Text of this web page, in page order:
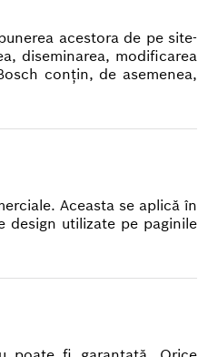
acestora de pe site-
diseminarea, modificarea
conţin, de asemenea,
Aceasta se aplică în
design utilizate pe paginile